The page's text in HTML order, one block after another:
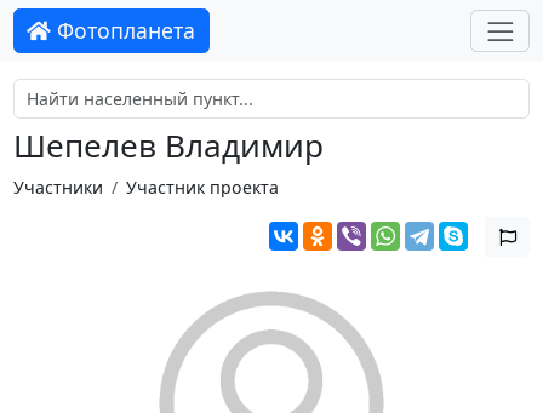
Фотопланета
Шепелев Владимир
Участники Участник проекта